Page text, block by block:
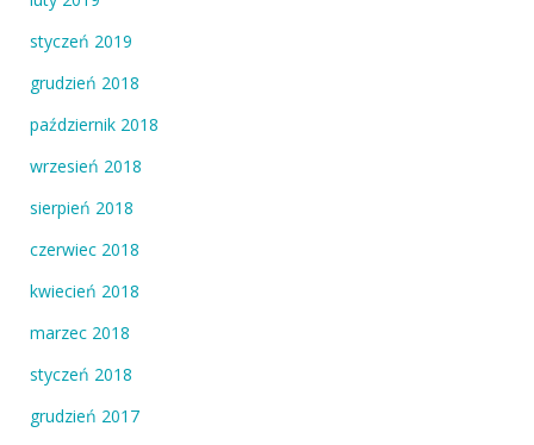
styczeń 2019
grudzień 2018
październik 2018
wrzesień 2018
sierpień 2018
czerwiec 2018
kwiecień 2018
marzec 2018
styczeń 2018
grudzień 2017